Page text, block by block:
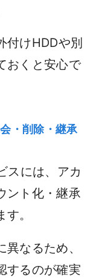
付けHDDや別
おくと安心で
・削除・継承
スには、アカ
ント化・継承
。
なるため、
するのが確実